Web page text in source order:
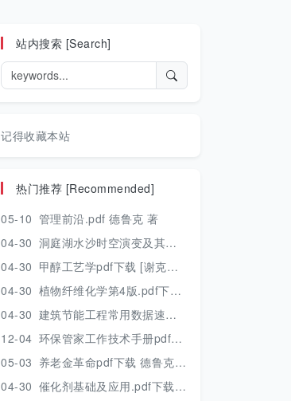
站内搜索 [Search]
记得收藏本站
热门推荐 [Recommended]
05-10 管理前沿.pdf 德鲁克 著
04-30 洞庭湖水沙时空演变及其对水资源安全的影响研究.pdf 胡光伟 著 2017年版
04-30 甲醇工艺学pdf下载 [谢克昌 房鼎业主编] 2010年版
04-30 植物纤维化学第4版.pdf下载 [裴继诚主编] 2012年版
04-30 建筑节能工程常用数据速查手册.pdf下载 [陈慢勤著] 2010年版
12-04 环保管家工作技术手册pdf下载 2019年版
05-03 养老金革命pdf下载 德鲁克 著
04-30 催化剂基础及应用.pdf下载 [季生福 张谦温 赵彬侠编] 2011年版